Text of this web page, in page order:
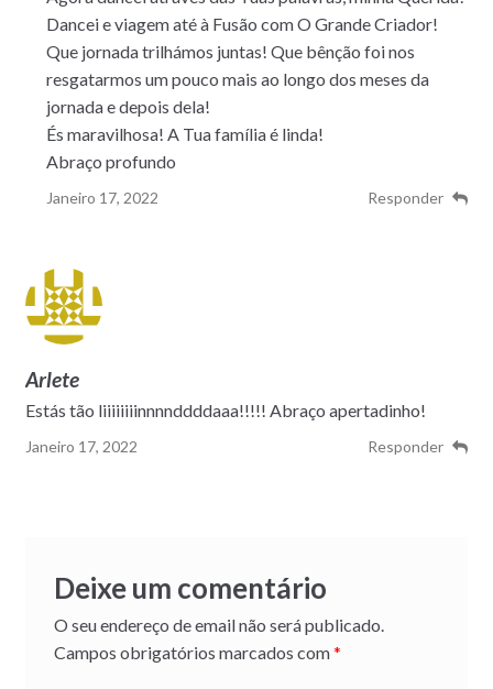
Dancei e viagem até à Fusão com O Grande Criador!
Que jornada trilhámos juntas! Que bênção foi nos
resgatarmos um pouco mais ao longo dos meses da
jornada e depois dela!
És maravilhosa! A Tua família é linda!
Abraço profundo
Janeiro 17, 2022 Responder
Arlete
Estás tão liiiiiiiinnnnddddaaa!!!!! Abraço apertadinho!
Janeiro 17, 2022 Responder
Deixe um comentário
O seu endereço de email não será publicado.
Campos obrigatórios marcados com*